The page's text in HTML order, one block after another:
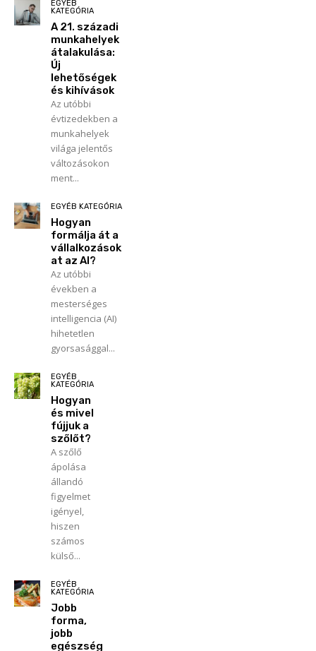
EGYÉB
KATEGÓRIA
A 21. századi
munkahelyek
átalakulása:
Új
lehetőségek
és kihívások
Az utóbbi
évtizedekben a
munkahelyek
világa jelentős
változásokon
ment...
EGYÉB KATEGÓRIA
Hogyan
formálja át a
vállalkozások
at az AI?
Az utóbbi
években a
mesterséges
intelligencia (AI)
hihetetlen
gyorsasággal...
EGYÉB
KATEGÓRIA
Hogyan
és mivel
fújjuk a
szőlőt?
A szőlő
ápolása
állandó
figyelmet
igényel,
hiszen
számos
külső...
EGYÉB
KATEGÓRIA
Jobb
forma,
jobb
egészség